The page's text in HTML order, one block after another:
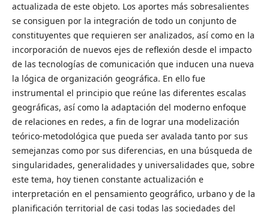
actualizada de este objeto. Los aportes más sobresalientes
se consiguen por la integración de todo un conjunto de
constituyentes que requieren ser analizados, así como en la
incorporación de nuevos ejes de reflexión desde el impacto
de las tecnologías de comunicación que inducen una nueva
la lógica de organización geográfica. En ello fue
instrumental el principio que reúne las diferentes escalas
geográficas, así como la adaptación del moderno enfoque
de relaciones en redes, a fin de lograr una modelización
teórico-metodológica que pueda ser avalada tanto por sus
semejanzas como por sus diferencias, en una búsqueda de
singularidades, generalidades y universalidades que, sobre
este tema, hoy tienen constante actualización e
interpretación en el pensamiento geográfico, urbano y de la
planificación territorial de casi todas las sociedades del